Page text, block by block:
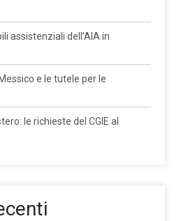
assistenziali dell’AIA in
e le tutele per le
le richieste del CGIE al